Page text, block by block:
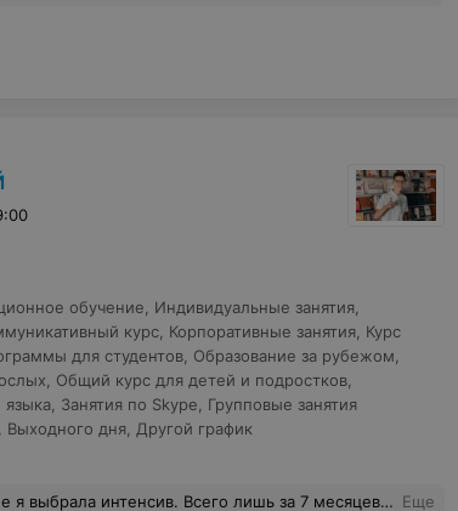
обучение Индивидуальные занятия
курс Корпоративные занятия Курс
для студентов Образование за рубежом
Общий курс для детей и подростков
языка Занятия по Skype
Групповые занятия
Выходного дня Другой график
среду, из-за этого изучение языка идет намного быстрее. Сейчас совершенствую свой B2 с другим преподавателем. Что первый, что второй преподаватель на высшем уровне. Моя любимая часть - это игры. А самое главное ещё, что на курсах вообще не скучно, нет такой нудной рутины как в школе. Мы постоянно шутим, смеёмся. Еще